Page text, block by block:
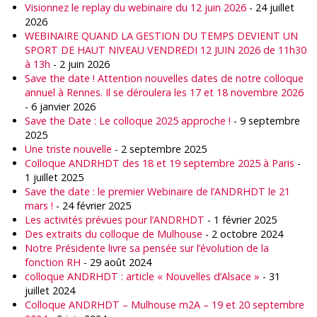
Visionnez le replay du webinaire du 12 juin 2026 - 24 juillet
2026
WEBINAIRE QUAND LA GESTION DU TEMPS DEVIENT UN
SPORT DE HAUT NIVEAU VENDREDI 12 JUIN 2026 de 11h30
à 13h - 2 juin 2026
Save the date ! Attention nouvelles dates de notre colloque
annuel à Rennes. Il se déroulera les 17 et 18 novembre 2026
- 6 janvier 2026
Save the Date : Le colloque 2025 approche ! - 9 septembre
2025
Une triste nouvelle - 2 septembre 2025
Colloque ANDRHDT des 18 et 19 septembre 2025 à Paris -
1 juillet 2025
Save the date : le premier Webinaire de l’ANDRHDT le 21
mars ! - 24 février 2025
Les activités prévues pour l’ANDRHDT - 1 février 2025
Des extraits du colloque de Mulhouse - 2 octobre 2024
Notre Présidente livre sa pensée sur l’évolution de la
fonction RH - 29 août 2024
colloque ANDRHDT : article « Nouvelles d’Alsace » - 31
juillet 2024
Colloque ANDRHDT – Mulhouse m2A – 19 et 20 septembre